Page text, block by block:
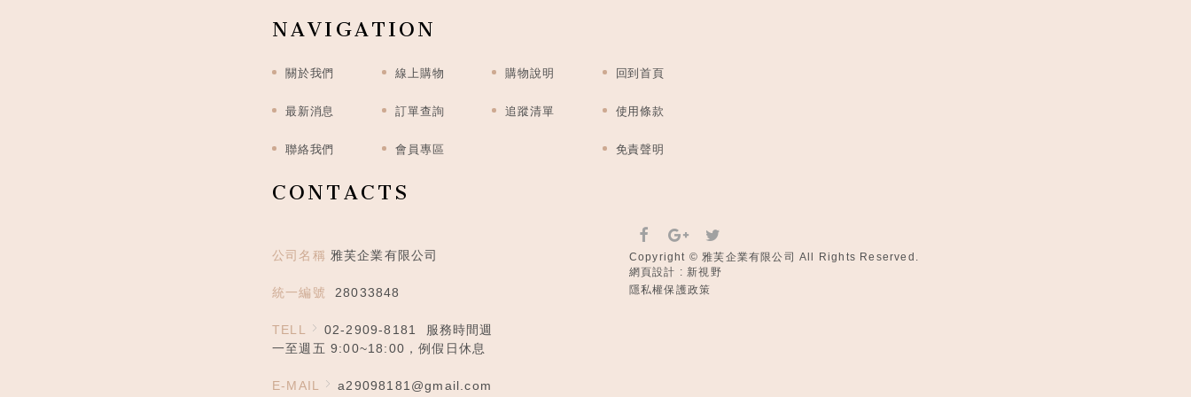
NAVIGATION
關於我們
最新消息
聯絡我們
線上購物
訂單查詢
會員專區
購物說明
追蹤清單
回到首頁
使用條款
免責聲明
CONTACTS
公司名稱 雅芙企業有限公司
統一編號 28033848
TELL 02-2909-8181
服務時間週
一至週五 9:00~18:00，例假日休息
E-MAIL a29098181@gmail.com
Copyright © 雅芙企業有限公司 All Rights Reserved.
網頁設計 : 新視野
隱私權保護政策